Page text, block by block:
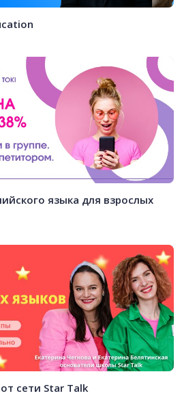
языка для взрослых
сети Star Talk